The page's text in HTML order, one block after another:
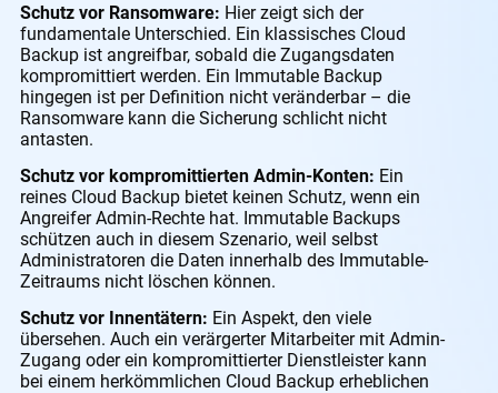
Schutz vor Ransomware: Hier zeigt sich der
fundamentale Unterschied. Ein klassisches Cloud
Backup ist angreifbar, sobald die Zugangsdaten
kompromittiert werden. Ein Immutable Backup
hingegen ist per Definition nicht veränderbar – die
Ransomware kann die Sicherung schlicht nicht
antasten.
Schutz vor kompromittierten Admin-Konten: Ein
reines Cloud Backup bietet keinen Schutz, wenn ein
Angreifer Admin-Rechte hat. Immutable Backups
schützen auch in diesem Szenario, weil selbst
Administratoren die Daten innerhalb des Immutable-
Zeitraums nicht löschen können.
Schutz vor Innentätern: Ein Aspekt, den viele
übersehen. Auch ein verärgerter Mitarbeiter mit Admin-
Zugang oder ein kompromittierter Dienstleister kann
bei einem herkömmlichen Cloud Backup erheblichen